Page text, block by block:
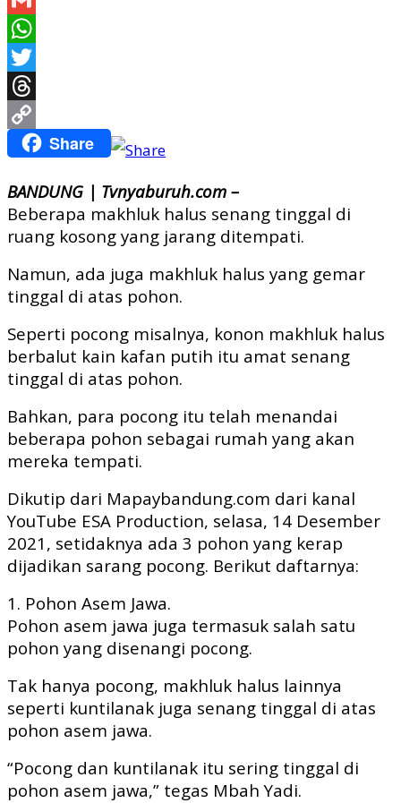
Gmail
WhatsApp
Twitter
Threads
Copy Share
BANDUNG | Tvnyaburuh.com –
Beberapa makhluk halus senang tinggal di
ruang kosong yang jarang ditempati.
Namun, ada juga makhluk halus yang gemar
tinggal di atas pohon.
Seperti pocong misalnya, konon makhluk halus
berbalut kain kafan putih itu amat senang
tinggal di atas pohon.
Bahkan, para pocong itu telah menandai
beberapa pohon sebagai rumah yang akan
mereka tempati.
Dikutip dari Mapaybandung.com dari kanal
YouTube ESA Production, selasa, 14 Desember
2021, setidaknya ada 3 pohon yang kerap
dijadikan sarang pocong. Berikut daftarnya:
1. Pohon Asem Jawa.
Pohon asem jawa juga termasuk salah satu
pohon yang disenangi pocong.
Tak hanya pocong, makhluk halus lainnya
seperti kuntilanak juga senang tinggal di atas
pohon asem jawa.
“Pocong dan kuntilanak itu sering tinggal di
pohon asem jawa,” tegas Mbah Yadi.